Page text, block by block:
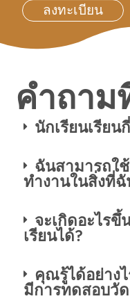
ลงทะเบียน
คำถาม
นักเรียนเรียน
ฉันสามารถใ
ทำงานในสิ่งที่ฉั
จะเกิดอะไรขึ้
เรียนได้?
คุณรู้ได้อย่าง
มีการทดสอบวั